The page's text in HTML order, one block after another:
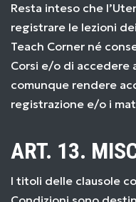
Resta inteso che
registrare le lezioni
Teach Corner né
Corsi e/o di accedere
comunque rendere
registrazione e/o i
ART. 13.
I titoli delle clausole